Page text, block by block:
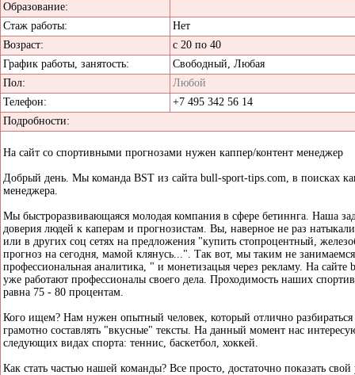
Образование:
Стаж работы:
Нет
Возраст:
с 20 по 40
График работы, занятость:
Свободный, Любая
Пол:
Любой
Телефон:
+7 495 342 56 14
Подробности:
На сайт со спортивными прогнозами нужен каппер/контент менеджер
Добрый день. Мы команда BST из сайта bull-sport-tips.com, в поисках
менеджера.
Мы быстроразвивающаяся молодая компания в сфере бетиннга. Наша
доверия людей к каперам и прогнозистам. Вы, наверное не раз
или в других соц сетях на предложения "купить стопроцентный,
прогноз на сегодня, мамой клянусь...". Так вот, мы таким не
профессиональная аналитика, " и монетизацыя через рекламу. На сайте
уже работают профессионалы своего дела. Проходимость наших
равна 75 - 80 процентам.
Кого ищем? Нам нужен опытный человек, который отлично разбираться
грамотно составлять "вкусные" тексты. На данный момент нас
следующих видах спорта: теннис, баскетбол, хоккей.
Как стать частью нашей команды? Все просто, достаточно показать